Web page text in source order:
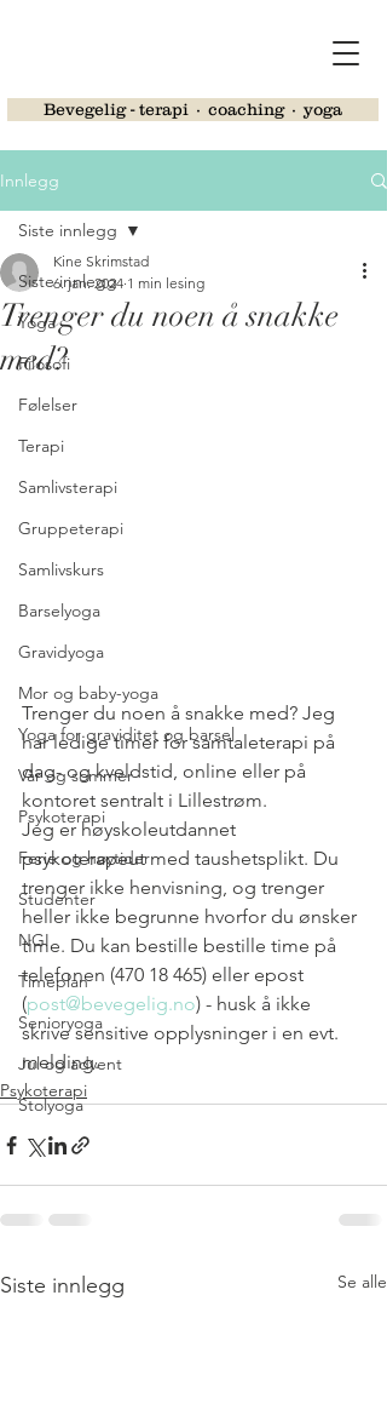
Bevegelig - terapi ∙ coaching ∙ yoga
Innlegg
Siste innlegg
Yoga
Filosofi
Følelser
Terapi
Samlivsterapi
Gruppeterapi
Samlivskurs
Barselyoga
Gravidyoga
Mor og baby-yoga
Yoga for graviditet og barsel
Vår og sommer
Psykoterapi
Ferie og høytider
Studenter
NGI
Timeplan
Senioryoga
Jul og advent
Stolyoga
Siste innlegg
Trenger du noen å snakke
med?
Kine Skrimstad
6. jan. 2024 1 min lesing
Trenger du noen å snakke med? Jeg
har ledige timer for samtaleterapi på
dag- og kveldstid, online eller på
kontoret sentralt i Lillestrøm.
Jeg er høyskoleutdannet
psykoterapeut med taushetsplikt. Du
trenger ikke henvisning, og trenger
heller ikke begrunne hvorfor du ønsker
time. Du kan bestille bestille time på
telefonen (470 18 465) eller epost
(post@bevegelig.no) - husk å ikke
skrive sensitive opplysninger i en evt.
melding.
Psykoterapi
Siste innlegg Se alle